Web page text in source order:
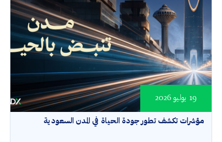
مؤشرات تكشف تطور جودة الحياة في المدن السعودية
19 يوليو 2026